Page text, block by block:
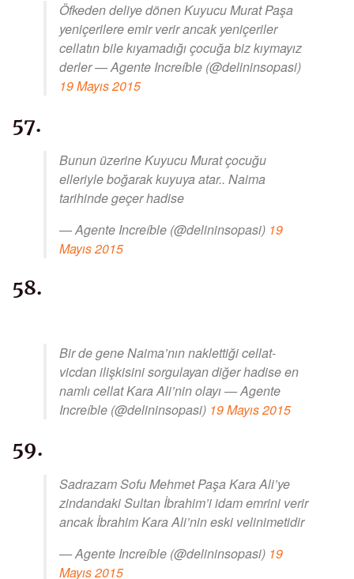
Öfkeden deliye dönen Kuyucu Murat Paşa
yeniçerilere emir verir ancak yeniçeriler
cellatın bile kıyamadığı çocuğa biz kıymayız
derler — Agente Increíble (@delininsopasi)
19 Mayıs 2015
57.
Bunun üzerine Kuyucu Murat çocuğu
elleriyle boğarak kuyuya atar.. Naima
tarihinde geçer hadise
— Agente Increíble (@delininsopasi) 19
Mayıs 2015
58.
Bir de gene Naima’nın naklettiği cellat-
vicdan ilişkisini sorgulayan diğer hadise en
namlı cellat Kara Ali’nin olayı — Agente
Increíble (@delininsopasi) 19 Mayıs 2015
59.
Sadrazam Sofu Mehmet Paşa Kara Ali’ye
zindandaki Sultan İbrahim’i idam emrini verir
ancak İbrahim Kara Ali’nin eski velinimetidir
— Agente Increíble (@delininsopasi) 19
Mayıs 2015